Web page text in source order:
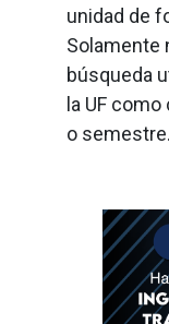
unidad de
Solamente
búsqueda
la UF
o semestre.